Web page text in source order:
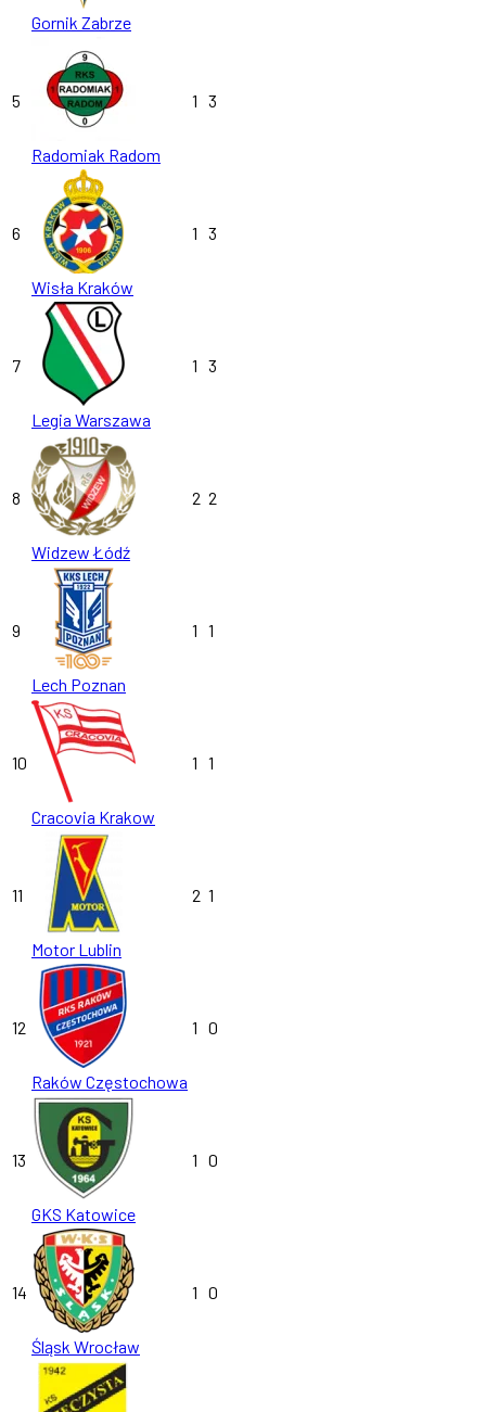
Gornik Zabrze
5
Radomiak Radom
1 3
6
Wisła Kraków
1 3
7
Legia Warszawa
1 3
8
Widzew Łódź
2 2
9
Lech Poznan
1 1
10
Cracovia Krakow
1 1
11
Motor Lublin
2 1
12
Raków Częstochowa
1 0
13
GKS Katowice
1 0
14
Śląsk Wrocław
1 0